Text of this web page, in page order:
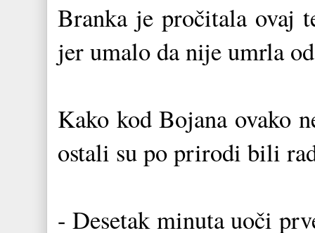
Branka je pročitala ovaj
jer umalo da nije umrla
Kako kod Bojana ovako
ostali su po prirodi bili
- Desetak minuta uoči